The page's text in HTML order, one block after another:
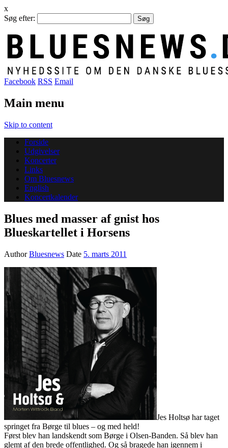
x
Søg efter:
Facebook RSS Email
Main menu
Skip to content
Forside
Udgivelser
Koncerter
Links
Om Bluesnews
English
Koncertkalender
Blues med masser af gnist hos
Blueskartellet i Horsens
AuthorBluesnews Date 5. marts 2011
Jes Holtsø har taget
springet fra Børge til blues – og med held!
Først blev han landskendt som Børge i Olsen-Banden. Så blev han
glemt af den brede offentlighed. Og så bragede han igennem i